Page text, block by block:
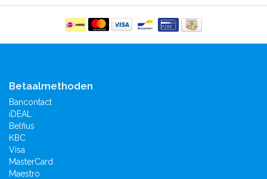
Betaalmethoden
Bancontact
iDEAL
Belfius
KBC
Visa
MasterCard
Maestro